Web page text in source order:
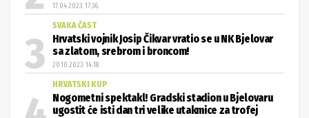
17.04.2023. 17:36
SVAKA ČAST
Hrvatski vojnik Josip Čikvar vratio se u NK Bjelovar
sa zlatom, srebrom i broncom!
20.10.2023. 14:18
HRVATSKI KUP
Nogometni spektakl! Gradski stadion u Bjelovaru
ugostit će isti dan tri velike utakmice za trofej